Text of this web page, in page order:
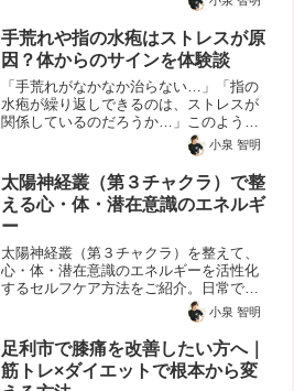
レスや疲れやすさが気になる方にもおす
すめです。
手荒れや指の水疱はストレスが原
因？体からのサインを体験談
「手荒れがなかなか治らない…」「指の
水疱が繰り返しできるのは、ストレスが
関係しているのだろうか…」このような
疑問を感じている方も多いのではないで
しょうか。この記事では、手荒れや指の
水疱とストレスの関係について、一般的
に言われていることと、私...
小泉 智明
太陽神経叢（第３チャクラ）で整
える心・体・潜在意識のエネルギ
ー
太陽神経叢（第３チャクラ）を整えて、
心・体・潜在意識のエネルギーを活性化
するセルフケア方法をご紹介。日常で簡
単にできる3つのスピリチュアルツボで自
信・意志・感情のバランスを整えます。
小泉 智明
足利市で膝痛を改善したい方へ｜
筋トレ×ダイエットで根本から変